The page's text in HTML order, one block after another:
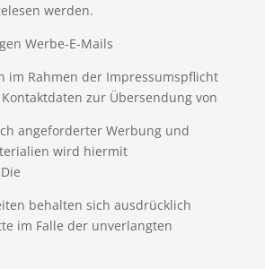
werden.
Werbe-E-Mails
im Rahmen der Impressumspflicht
zur Übersendung von
angeforderter Werbung und
wird hiermit
behalten sich ausdrücklich
im Falle der unverlangten